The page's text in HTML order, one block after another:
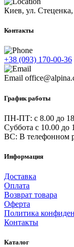
Киев, ул.
Контакты
+38 (093) 170-00-36
Email
График работы
ПН-ПТ: c 8.00 до
Суббота с 10.00 до
ВС: В телефонном
Информация
Доставка
Оплата
Возврат товара
Оферта
Политика
Контакты
Каталог